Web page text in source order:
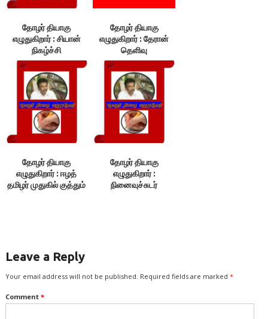
தோழர் தியாகு
எழுதுகிறார் : சியான்
நிகழ்ச்சி
தோழர் தியாகு
எழுதுகிறார் : தேரான்
தெளிவு
தோழர் தியாகு
எழுதுகிறார் : ஈழத்
தமிழர் முதுகில் குத்தும்
தோழர் தியாகு
எழுதுகிறார் :
நினைவுச்சுடர்
Leave a Reply
Your email address will not be published. Required fields are marked *
Comment *